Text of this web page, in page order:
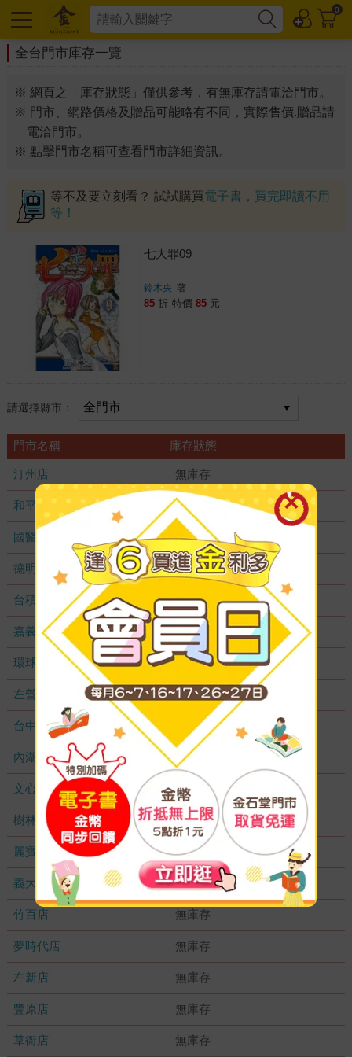
0
全台門市庫存一覽
※ 網頁之「庫存狀態」僅供參考，有無庫存請電洽門市。
※ 門市、網路價格及贈品可能略有不同，實際售價.贈品請
電洽門市。
※ 點擊門市名稱可查看門市詳細資訊。
等不及要立刻看？ 試試購買電子書，買完即讀不用
等！
七大罪09
鈴木央 著
85 折 特價 85 元
請選擇縣市：
門市名稱 庫存狀態
汀州店 無庫存
和平店 無庫存
國醫加盟店 無庫存
德明加盟店 無庫存
台積店 無庫存
嘉義耐斯店 無庫存
環球店 無庫存
左營店 無庫存
台中秀泰店 無庫存
內湖大潤發 無庫存
文心店 無庫存
樹林店 無庫存
麗寶店 無庫存
義大店 無庫存
竹百店 無庫存
夢時代店 無庫存
左新店 無庫存
豐原店 無庫存
草衙店 無庫存